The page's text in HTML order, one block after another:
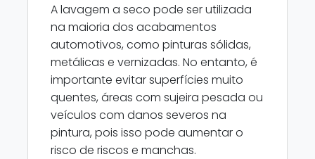
A lavagem a seco pode ser utilizada
na maioria dos acabamentos
automotivos, como pinturas sólidas,
metálicas e vernizadas. No entanto, é
importante evitar superfícies muito
quentes, áreas com sujeira pesada ou
veículos com danos severos na
pintura, pois isso pode aumentar o
risco de riscos e manchas.